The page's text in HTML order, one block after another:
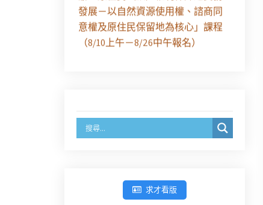
發展－以自然資源使用權、諮商同
意權及原住民保留地為核心」課程
（8/10上午－8/26中午報名）
經濟部商業發展署函：自115年6月
臺灣新北地方法院115年第2次約聘
求才看版